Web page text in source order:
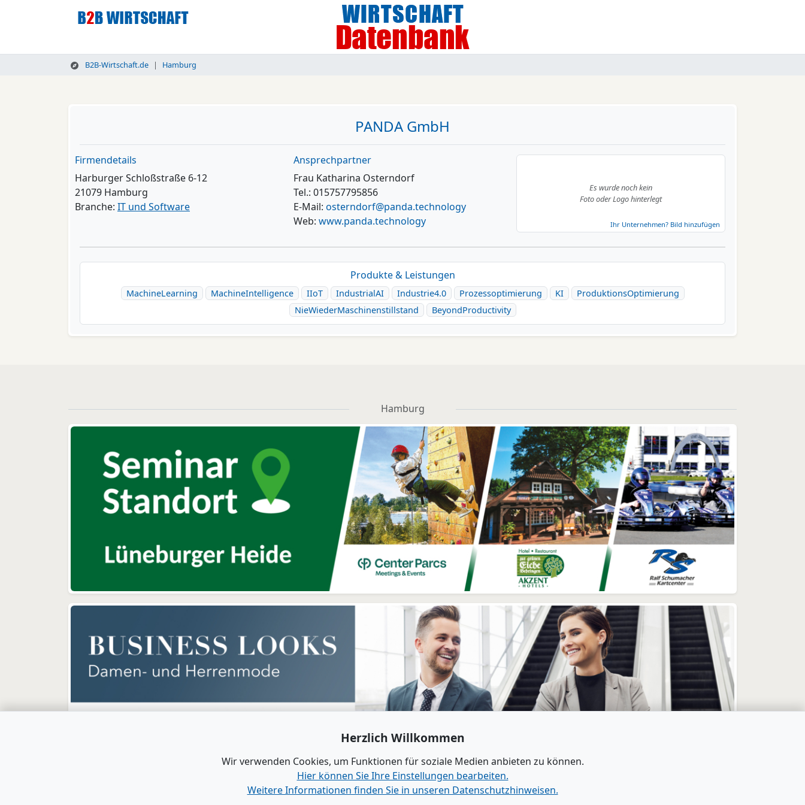
B2B-Wirtschaft.de Hamburg
PANDA GmbH
Firmendetails
Harburger Schloßstraße 6-12
21079 Hamburg
Branche: IT und Software
Ansprechpartner
Frau Katharina Osterndorf
Tel.: 015757795856
E-Mail: osterndorf@panda.technology
Web: www.panda.technology
Es wurde noch kein
Foto oder Logo hinterlegt
Ihr Unternehmen? Bild hinzufügen
Produkte & Leistungen
MachineLearning MachineIntelligence IIoT IndustrialAI Industrie4.0 Prozessoptimierung KI
ProduktionsOptimierung
NieWiederMaschinenstillstand
BeyondProductivity
Hamburg
Herzlich Willkommen
Wir verwenden Cookies, um Funktionen für soziale Medien anbieten zu können.
Hier können Sie Ihre Einstellungen bearbeiten.
Weitere Informationen finden Sie in unseren Datenschutzhinweisen.